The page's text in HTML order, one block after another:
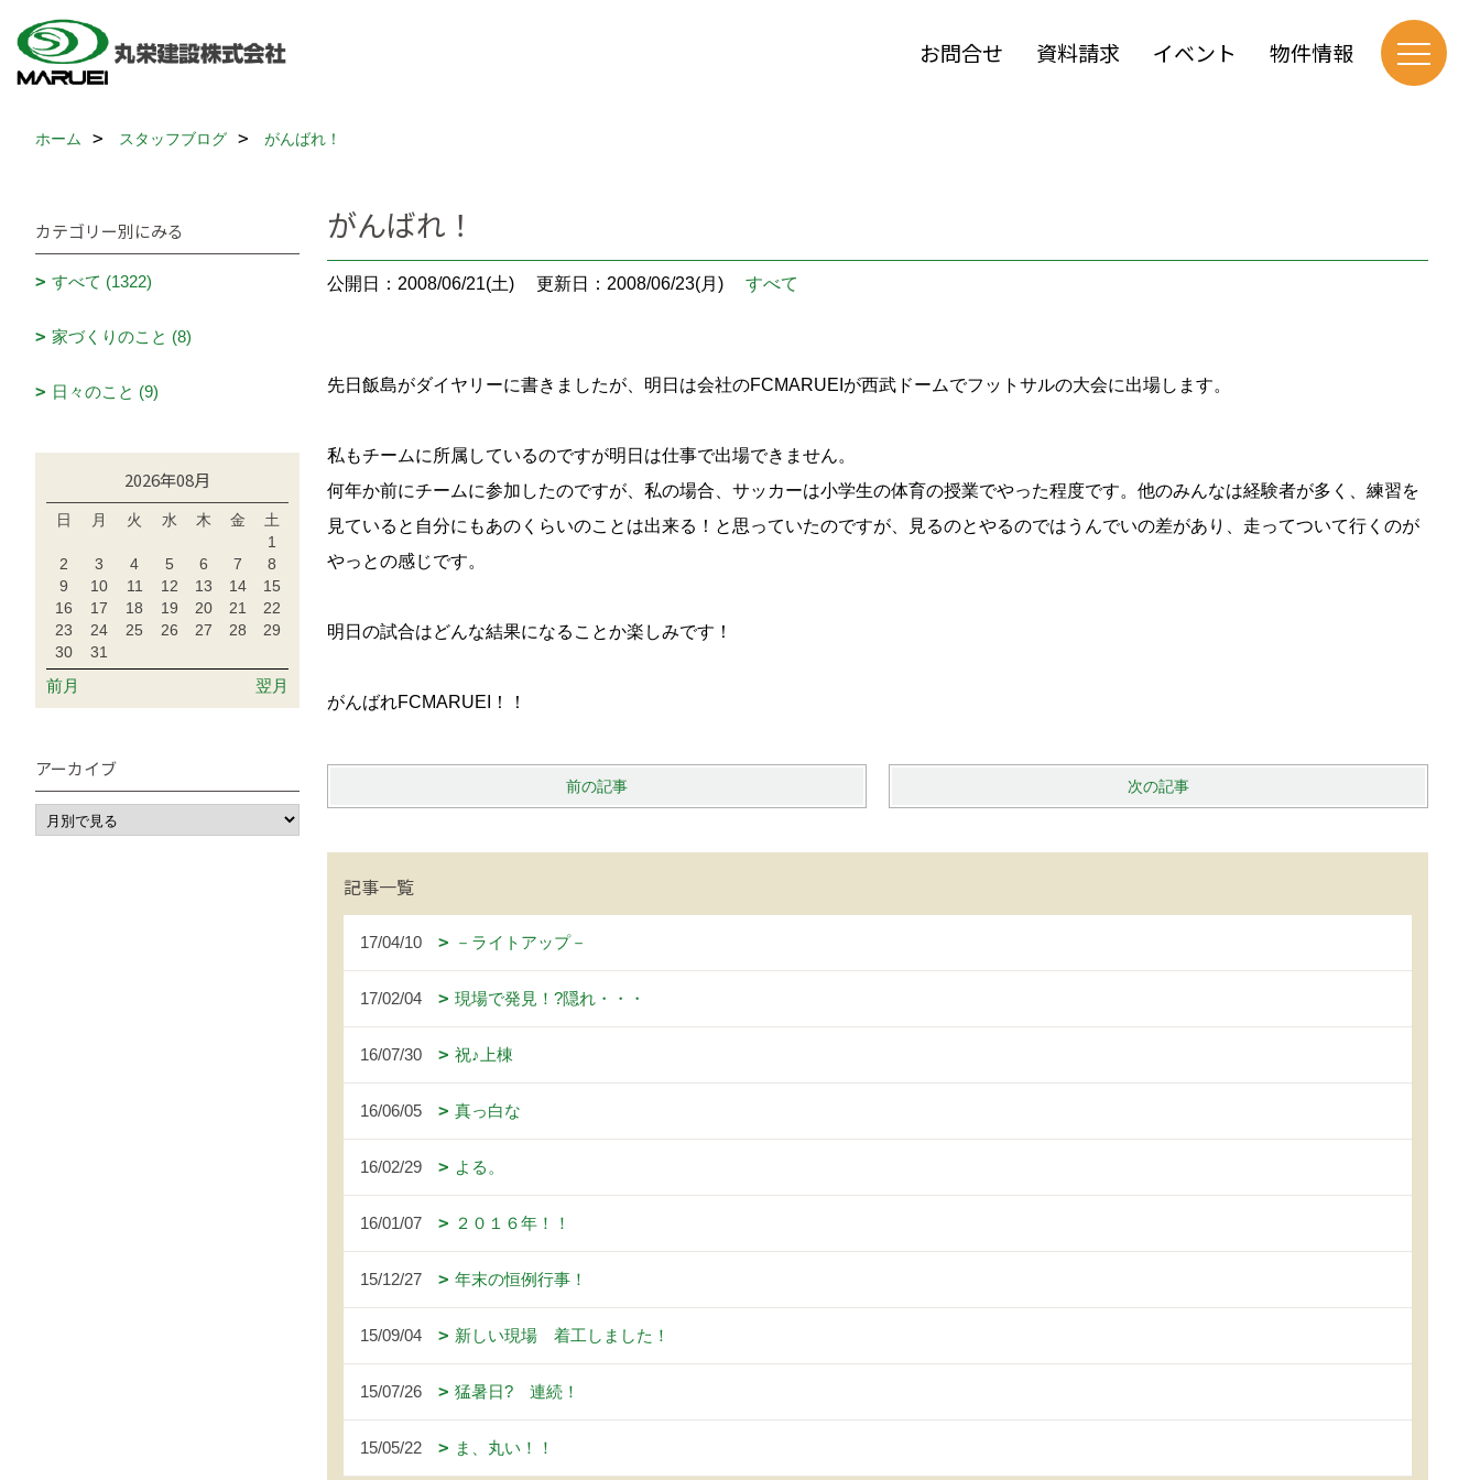
お問合せ 資料請求 イベント 物件情報
ホーム スタッフブログ がんばれ！
がんばれ！
公開日：2008/06/21(土) 更新日：2008/06/23(月) すべて
先日飯島がダイヤリーに書きましたが、明日は会社のFCMARUEIが西武ドームでフットサルの大会に出場します。
私もチームに所属しているのですが明日は仕事で出場できません。
何年か前にチームに参加したのですが、私の場合、サッカーは小学生の体育の授業でやった程度です。他のみんなは経験者が多く、練習を
見ていると自分にもあのくらいのことは出来る！と思っていたのですが、見るのとやるのではうんでいの差があり、走ってついて行くのが
やっとの感じです。
明日の試合はどんな結果になることか楽しみです！
がんばれFCMARUEI！！
前の記事 次の記事
記事一覧
17/04/10 －ライトアップ－
17/02/04 現場で発見！?隠れ・・・
16/07/30 祝♪上棟
16/06/05 真っ白な
16/02/29 よる。
16/01/07 ２０１６年！！
15/12/27 年末の恒例行事！
15/09/04 新しい現場 着工しました！
15/07/26 猛暑日? 連続！
15/05/22 ま、丸い！！
カテゴリー別にみる
すべて (1322)
家づくりのこと (8)
日々のこと (9)
2026年08月
日 月 火 水 木 金
土
1
2
3 4 5 6 7
8
9
10 11 12 13 14
15
16
17 18 19 20 21
22
23
24 25 26 27 28
29
30
31
前月 翌月
アーカイブ